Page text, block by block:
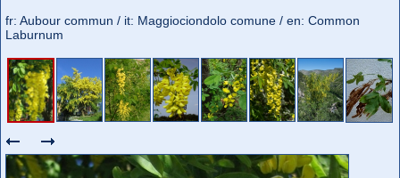
fr: Aubour commun / it: Maggiociondolo comune / en: Common
Laburnum